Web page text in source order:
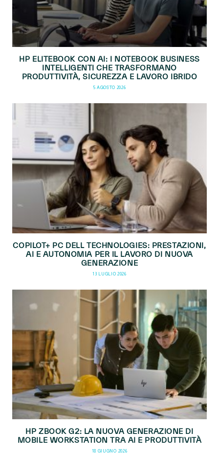
HP ELITEBOOK CON AI: I NOTEBOOK BUSINESS
INTELLIGENTI CHE TRASFORMANO
PRODUTTIVITÀ, SICUREZZA E LAVORO IBRIDO
5 AGOSTO 2026
COPILOT+ PC DELL TECHNOLOGIES: PRESTAZIONI,
AI E AUTONOMIA PER IL LAVORO DI NUOVA
GENERAZIONE
13 LUGLIO 2026
HP ZBOOK G2: LA NUOVA GENERAZIONE DI
MOBILE WORKSTATION TRA AI E PRODUTTIVITÀ
18 GIUGNO 2026